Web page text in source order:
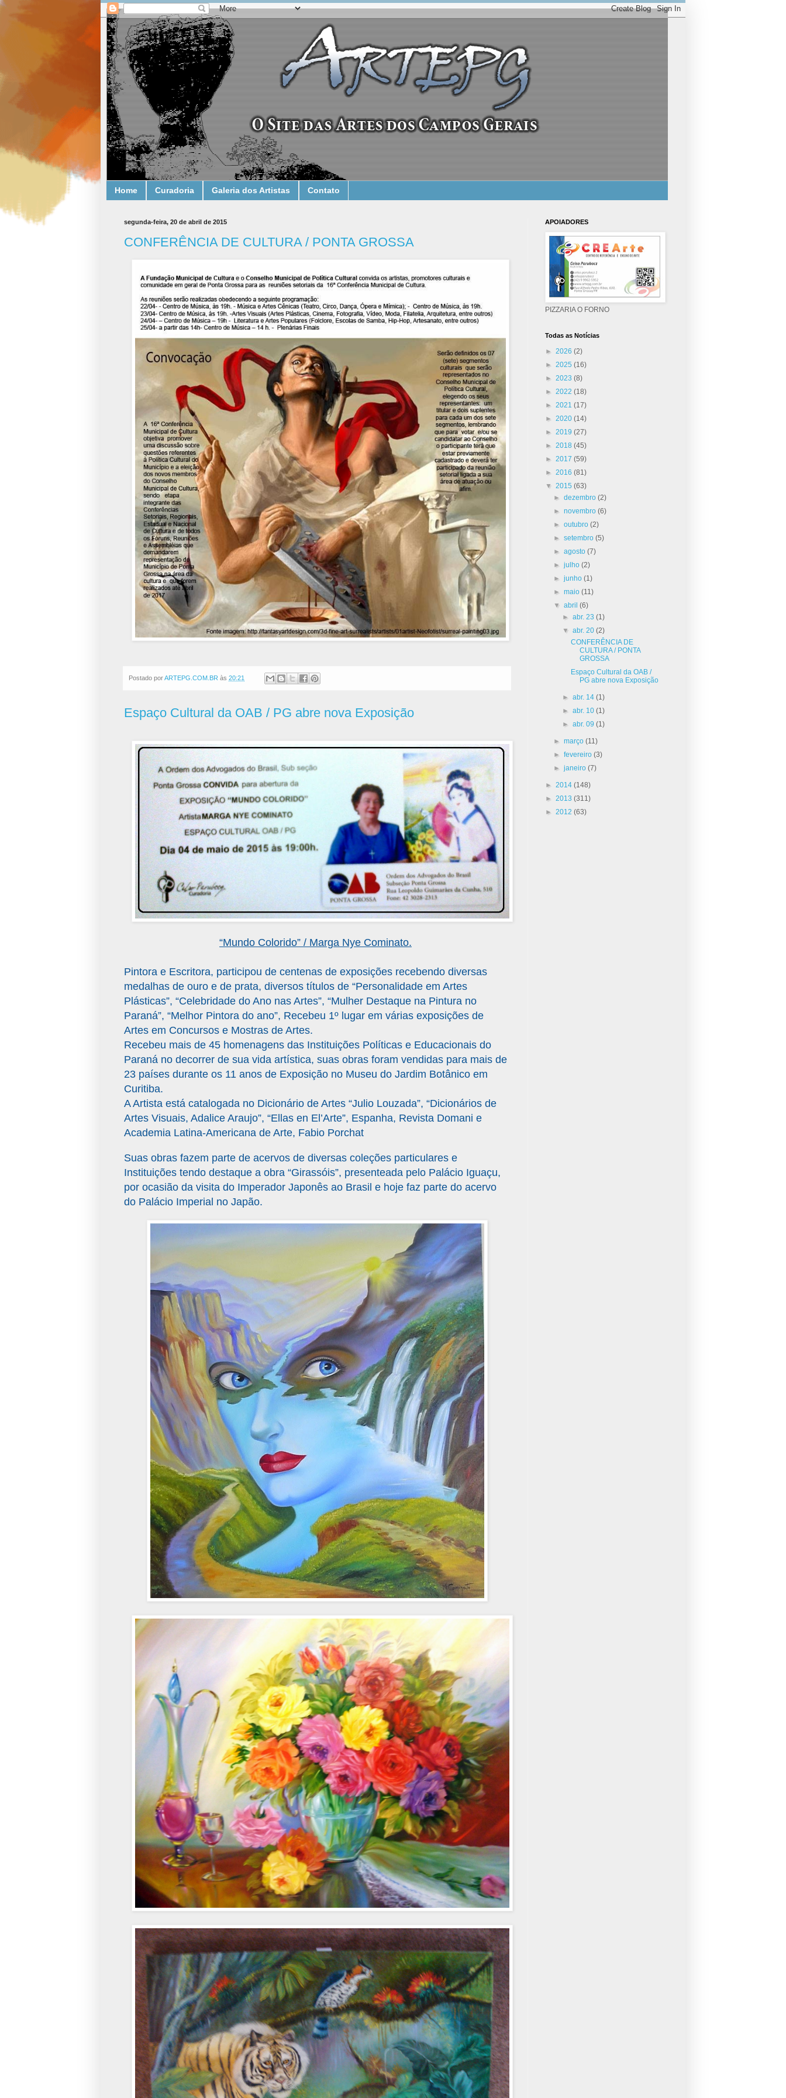
Home Curadoria Galeria dos Artistas Contato
segunda-feira, 20 de abril de 2015
CONFERÊNCIA DE CULTURA / PONTA GROSSA
Postado porARTEPG.COM.BR às 20:21
Espaço Cultural da OAB / PG abre nova Exposição
“Mundo Colorido” / Marga Nye Cominato.
Pintora e Escritora, participou de centenas de exposições recebendo diversas
medalhas de ouro e de prata, diversos títulos de “Personalidade em Artes
Plásticas”, “Celebridade do Ano nas Artes”, “Mulher Destaque na Pintura no
Paraná”, “Melhor Pintora do ano”, Recebeu 1º lugar em várias exposições de
Artes em Concursos e Mostras de Artes.
Recebeu mais de 45 homenagens das Instituições Políticas e Educacionais do
Paraná no decorrer de sua vida artística, suas obras foram vendidas para mais de
23 países durante os 11 anos de Exposição no Museu do Jardim Botânico em
Curitiba.
A Artista está catalogada no Dicionário de Artes “Julio Louzada”, “Dicionários de
Artes Visuais, Adalice Araujo”, “Ellas en El’Arte”, Espanha, Revista Domani e
Academia Latina-Americana de Arte, Fabio Porchat
Suas obras fazem parte de acervos de diversas coleções particulares e
Instituições tendo destaque a obra “Girassóis”, presenteada pelo Palácio Iguaçu,
por ocasião da visita do Imperador Japonês ao Brasil e hoje faz parte do acervo
do Palácio Imperial no Japão.
APOIADORES
PIZZARIA O FORNO
Todas as Notícias
► 2026 (2)
► 2025 (16)
► 2023 (8)
► 2022 (18)
► 2021 (17)
► 2020 (14)
► 2019 (27)
► 2018 (45)
► 2017 (59)
► 2016 (81)
▼ 2015 (63)
►dezembro(2)
►novembro(6)
►outubro(2)
►setembro(5)
►agosto(7)
►julho(2)
►junho(1)
►maio(11)
▼abril(6)
► abr. 23 (1)
▼ abr. 20 (2)
CONFERÊNCIA DE
CULTURA / PONTA
GROSSA
Espaço Cultural da OAB /
PG abre nova Exposição
► abr. 14 (1)
► abr. 10 (1)
► abr. 09 (1)
►março(11)
►fevereiro(3)
►janeiro(7)
► 2014 (148)
► 2013 (311)
► 2012 (63)